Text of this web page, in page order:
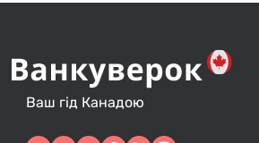
Ваш гід Канадою